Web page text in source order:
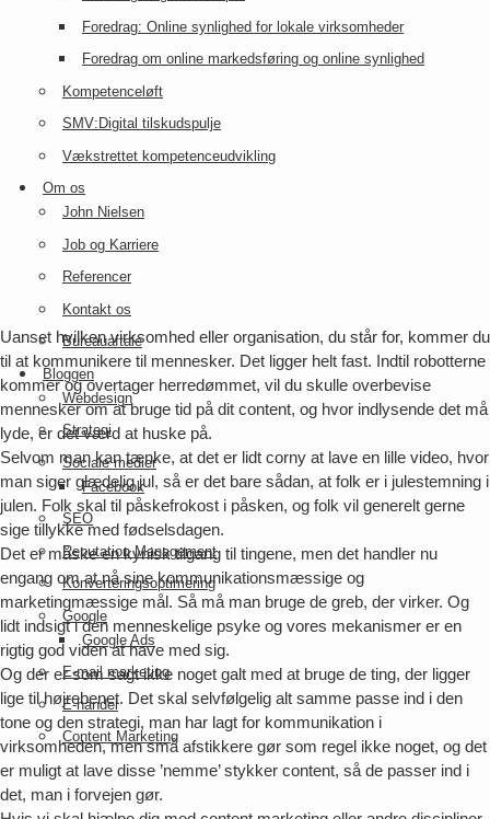
Foredrag: Online synlighed for lokale virksomheder
Foredrag om online markedsføring og online synlighed
Kompetenceløft
SMV:Digital tilskudspulje
Vækstrettet kompetenceudvikling
Om os
John Nielsen
Job og Karriere
Referencer
Kontakt os
Bureauaftale
Bloggen
Webdesign
Strategi
Sociale medier
Facebook
SEO
Reputation Management
Konverteringsoptimering
Google
Google Ads
E-mail marketing
E-handel
Content Marketing
Uanset hvilken virksomhed eller organisation, du står for, kommer du
til at kommunikere til mennesker. Det ligger helt fast. Indtil robotterne
kommer og overtager herredømmet, vil du skulle overbevise
mennesker om at bruge tid på dit content, og hvor indlysende det må
lyde, er det værd at huske på.
Selvom man kan tænke, at det er lidt corny at lave en lille video, hvor
man siger glædelig jul, så er det bare sådan, at folk er i julestemning i
julen. Folk skal til påskefrokost i påsken, og folk vil generelt gerne
sige tillykke med fødselsdagen.
Det er måske en kynisk tilgang til tingene, men det handler nu
engang om at nå sine kommunikationsmæssige og
marketingmæssige mål. Så må man bruge de greb, der virker. Og
lidt indsigt i den menneskelige psyke og vores mekanismer er en
rigtig god viden at have med sig.
Og der er som sagt ikke noget galt med at bruge de ting, der ligger
lige til højrebenet. Det skal selvfølgelig alt samme passe ind i den
tone og den strategi, man har lagt for kommunikation i
virksomheden, men små afstikkere gør som regel ikke noget, og det
er muligt at lave disse ’nemme’ stykker content, så de passer ind i
det, man i forvejen gør.